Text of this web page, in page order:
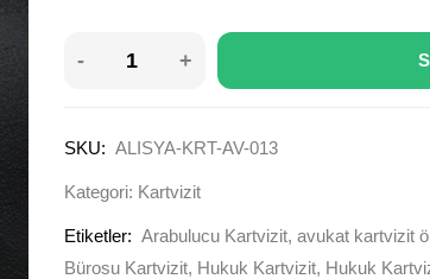
SKU: ALISYA-KRT-AV-013
Kategori: Kartvizit
Etiketler: Arabulucu Kartvizit, avukat kartvizit
Bürosu Kartvizit, Hukuk Kartvizit, Hukuk